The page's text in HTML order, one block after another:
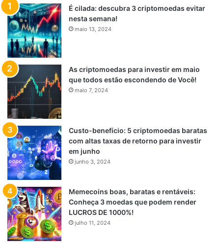
É cilada: descubra 3 criptomoedas evitar
nesta semana!
maio 13, 2024
As criptomoedas para investir em maio
que todos estão escondendo de Você!
maio 7, 2024
Custo-benefício: 5 criptomoedas baratas
com altas taxas de retorno para investir
em junho
junho 3, 2024
Memecoins boas, baratas e rentáveis:
Conheça 3 moedas que podem render
LUCROS DE 1000%!
julho 11, 2024